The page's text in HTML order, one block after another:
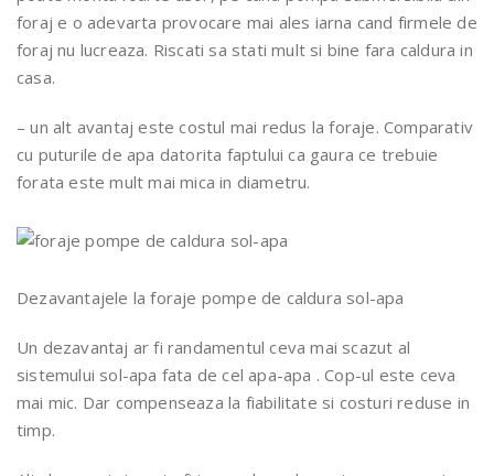
foraj e o adevarta provocare mai ales iarna cand firmele de
foraj nu lucreaza. Riscati sa stati mult si bine fara caldura in
casa.
– un alt avantaj este costul mai redus la foraje. Comparativ
cu puturile de apa datorita faptului ca gaura ce trebuie
forata este mult mai mica in diametru.
Dezavantajele la foraje pompe de caldura sol-apa
Un dezavantaj ar fi randamentul ceva mai scazut al
sistemului sol-apa fata de cel apa-apa . Cop-ul este ceva
mai mic. Dar compenseaza la fiabilitate si costuri reduse in
timp.